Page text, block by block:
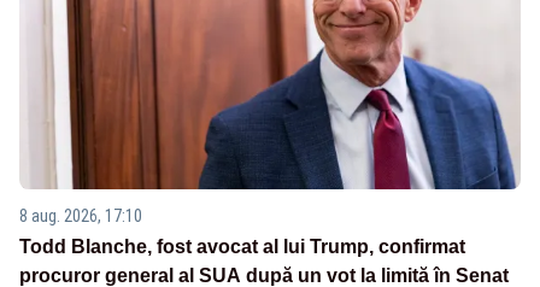
8 aug. 2026, 17:10
Todd Blanche, fost avocat al lui Trump, confirmat
procuror general al SUA după un vot la limită în Senat